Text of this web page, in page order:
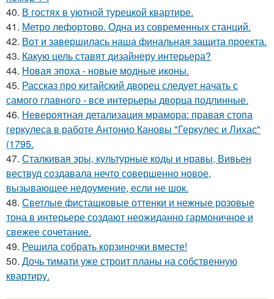
40. В гостях в уютной турецкой квартире.
41. Метро лефортово. Одна из современных станций.
42. Вот и завершилась наша финальная защита проекта.
43. Какую цель ставят дизайнеру интерьера?
44. Новая эпоха - новые модные иконы.
45. Рассказ про китайский дворец следует начать с
самого главного - все интерьеры дворца подлинные.
46. Невероятная детализация мрамора: правая стопа
геркулеса в работе Антонио Кановы "Геркулес и Лихас"
(1795.
47. Сталкивая эры, культурные коды и нравы, Вивьен
вествуд создавала нечто совершенно новое,
вызывающее недоумение, если не шок.
48. Светлые фисташковые оттенки и нежные розовые
тона в интерьере создают неожиданно гармоничное и
свежее сочетание.
49. Решила собрать корзиночки вместе!
50. Дочь тимати уже строит планы на собственную
квартиру.